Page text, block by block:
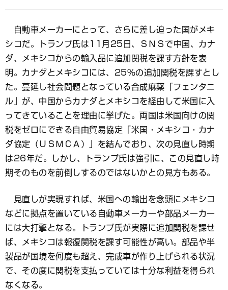
自動車メーカーにとって、さらに差し迫った国がメキ
シコだ。トランプ氏は11月25日、ＳＮＳで中国、カナ
ダ、メキシコからの輸入品に追加関税を課す方針を表
明。カナダとメキシコには、25％の追加関税を課すとし
た。蔓延し社会問題となっている合成麻薬「フェンタニ
ル」が、中国からカナダとメキシコを経由して米国に入
ってきていることを理由に挙げた。両国は米国向けの関
税をゼロにできる自由貿易協定「米国・メキシコ・カナ
ダ協定（ＵＳＭＣＡ）」を結んでおり、次の見直し時期
は26年だ。しかし、トランプ氏は強引に、この見直し時
期そのものを前倒しするのではないかとの見方もある。
見直しが実現すれば、米国への輸出を念頭にメキシコ
などに拠点を置いている自動車メーカーや部品メーカー
には大打撃となる。トランプ氏が実際に追加関税を課せ
ば、メキシコは報復関税を課す可能性が高い。部品や半
製品が国境を何度も超え、完成車が作り上げられる状況
で、その度に関税を支払っていては十分な利益を得られ
なくなる。